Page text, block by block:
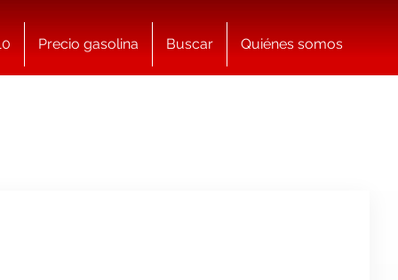
Precio gasolina Buscar Quiénes somos